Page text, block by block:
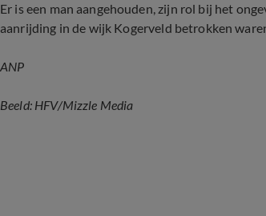
Er is een man aangehouden, zijn rol bij het
aanrijding in de wijk Kogerveld betrokken
ANP
Beeld: HFV/Mizzle Media